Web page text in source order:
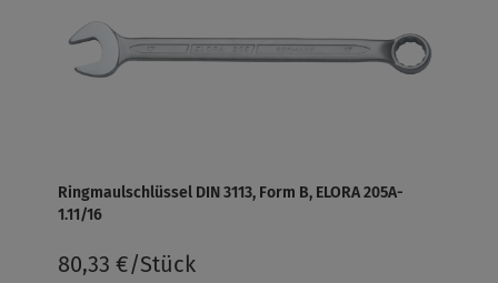
Ringmaulschlüssel DIN 3113, Form B, ELORA 205A-
1.11/16
80,33 €/Stück